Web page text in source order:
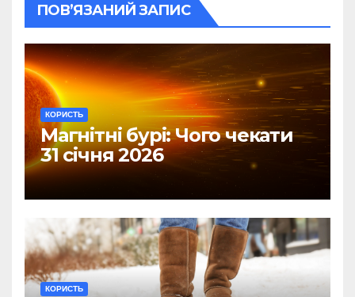
ПОВ’ЯЗАНИЙ ЗАПИС
КОРИСТЬ
Магнітні бурі: Чого чекати
31 січня 2026
КОРИСТЬ